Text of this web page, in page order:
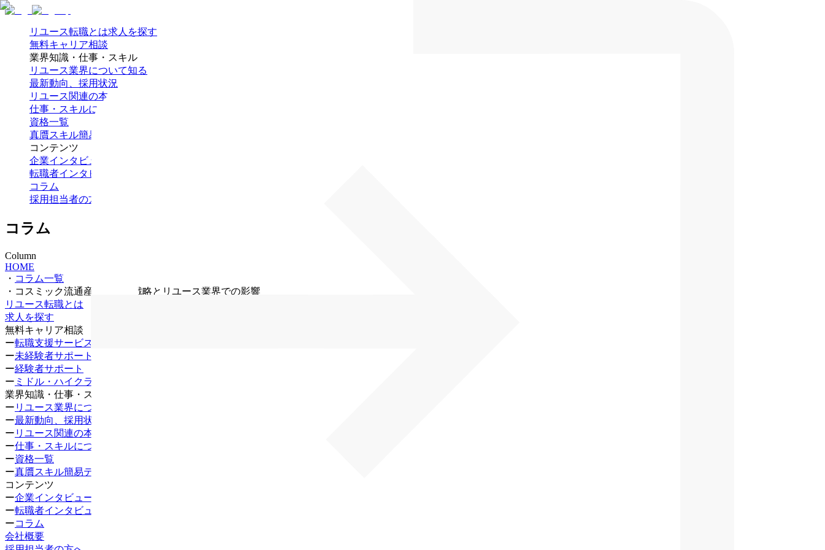
リユース転職とは求人を探す
無料キャリア相談
業界知識・仕事・スキル
リユース業界について知る
最新動向、採用状況
リユース関連の本
仕事・スキルについて知る
資格一覧
真贋スキル簡易テスト
コンテンツ
企業インタビュー
転職者インタビュー
コラム
採用担当者の方へ
コラム
Column
HOME
・ コラム一覧
・ コスミック流通産業の成長戦略とリユース業界での影響
リユース転職とは
求人を探す
無料キャリア相談
ー転職支援サービス
ー未経験者サポート
ー経験者サポート
ー ミドル・ハイクラス
業界知識・仕事・スキル
ー リユース業界について知る
ー最新動向、採用状況
ー リユース関連の本
ー仕事・スキルについて知る
ー資格一覧
ー真贋スキル簡易テスト
コンテンツ
ー企業インタビュー
ー転職者インタビュー
ーコラム
会社概要